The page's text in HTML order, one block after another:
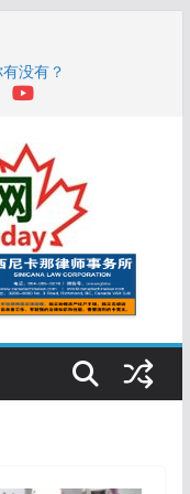
，现在申请要等19
没有？
恋一年感情持续升温
学申请开跑7个大不